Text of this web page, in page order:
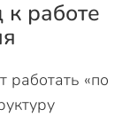
работе
работать «по